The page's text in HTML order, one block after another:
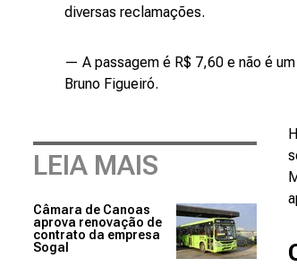
diversas reclamações.
— A passagem é R$ 7,60 e não é
Bruno Figueiró.
LEIA MAIS
Câmara de Canoas
aprova renovação de
contrato da empresa
Sogal